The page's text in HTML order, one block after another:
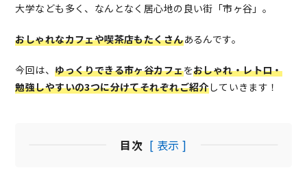
大学なども多く、なんとなく居心地の良い街「市ヶ谷」。
おしゃれなカフェや喫茶店もたくさんあるんです。
今回は、ゆっくりできる市ヶ谷カフェをおしゃれ・レトロ・
勉強しやすいの3つに分けてそれぞれご紹介していきます！
目次 [ 表示 ]